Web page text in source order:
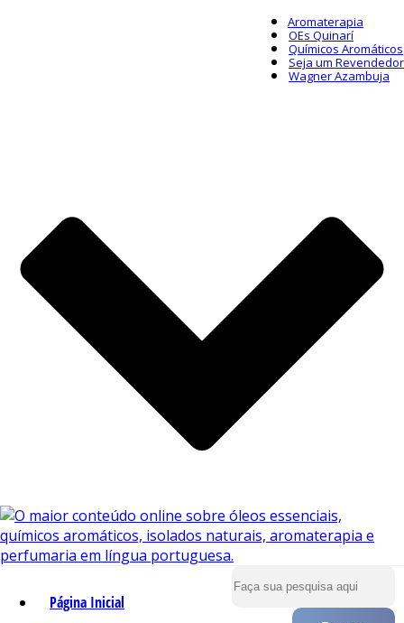
Aromaterapia
OEs Quinarí
Químicos Aromáticos
Seja um Revendedor
Wagner Azambuja
Página Inicial